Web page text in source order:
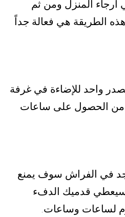
أرجاء المنزل ومن ثم
هذه الطريقة هي فعالة جداً
واحد للإضاءة في غرفة
من الحصول على ساعات
في الفراش سوف يمنع
سيعطي قدميك الدفء
لساعات وساعات.